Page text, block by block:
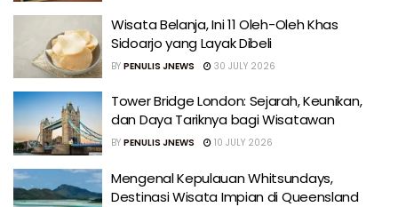
Wisata Belanja, Ini 11 Oleh-Oleh Khas
Sidoarjo yang Layak Dibeli
BY PENULIS JNEWS 30 JULY 2026
Tower Bridge London: Sejarah, Keunikan,
dan Daya Tariknya bagi Wisatawan
BY PENULIS JNEWS 10 JULY 2026
Mengenal Kepulauan Whitsundays,
Destinasi Wisata Impian di Queensland